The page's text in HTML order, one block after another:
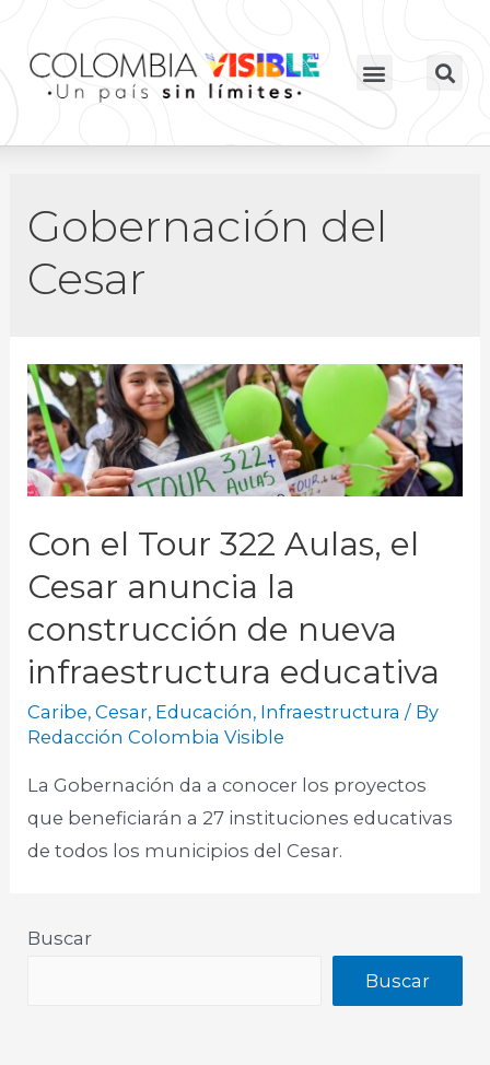
Gobernación del
Cesar
Con el Tour 322 Aulas, el
Cesar anuncia la
construcción de nueva
infraestructura educativa
Caribe,Cesar, Educación, Infraestructura / By
Redacción Colombia Visible
La Gobernación da a conocer los proyectos
que beneficiarán a 27 instituciones educativas
de todos los municipios del Cesar.
Buscar
Buscar